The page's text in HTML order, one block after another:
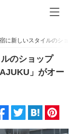
に新しいスタイルのシ
のショップ
」がオー